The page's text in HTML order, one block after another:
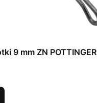
9 mm ZN POTTINGER